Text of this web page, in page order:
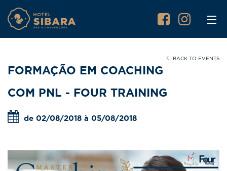
BACK TO EVENTS
FORMAÇÃO EM COACHING
COM PNL - FOUR TRAINING
de 02/08/2018 à 05/08/2018